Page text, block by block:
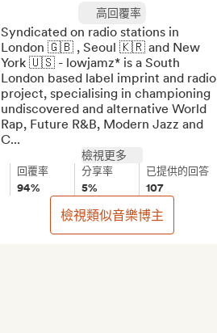
高回覆率
Syndicated on radio stations in
London 🇬🇧 , Seoul 🇰🇷 and New
York 🇺🇸 - lowjamz* is a South
London based label imprint and radio
project, specialising in championing
undiscovered and alternative World
Rap, Future R&B, Modern Jazz and
C...
檢視更多
回覆率
94%
分享率
5%
已提供的回答
107
檢視類似音樂博主